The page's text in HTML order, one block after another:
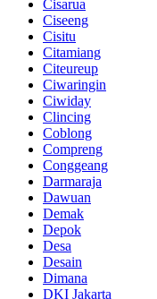
Cisarua
Ciseeng
Cisitu
Citamiang
Citeureup
Ciwaringin
Ciwiday
Clincing
Coblong
Compreng
Conggeang
Darmaraja
Dawuan
Demak
Depok
Desa
Desain
Dimana
DKI Jakarta